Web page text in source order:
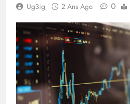
Ug3ig 2 Ans Ago 0